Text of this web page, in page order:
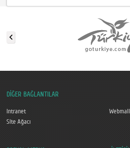
DİĞER BAĞLANTILAR
Intranet
Webmail
Site Ağacı